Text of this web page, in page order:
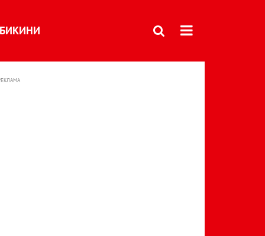
БИКИНИ